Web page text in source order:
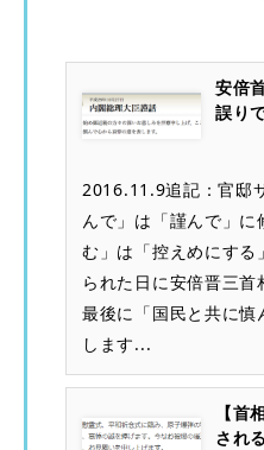
安倍
誤り
2016.11.9追記：官邸
んで」は「謹んで」
む」は「控えめにする
られた日に安倍晋三
最後に「国民と共に
します...
【首
され